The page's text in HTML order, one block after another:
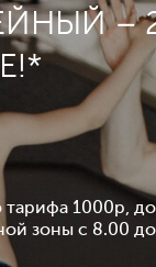
–
тарифа 1000р,
зоны с 8.00